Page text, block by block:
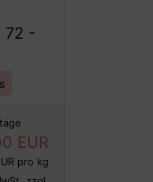
72 -
EUR
pro kg